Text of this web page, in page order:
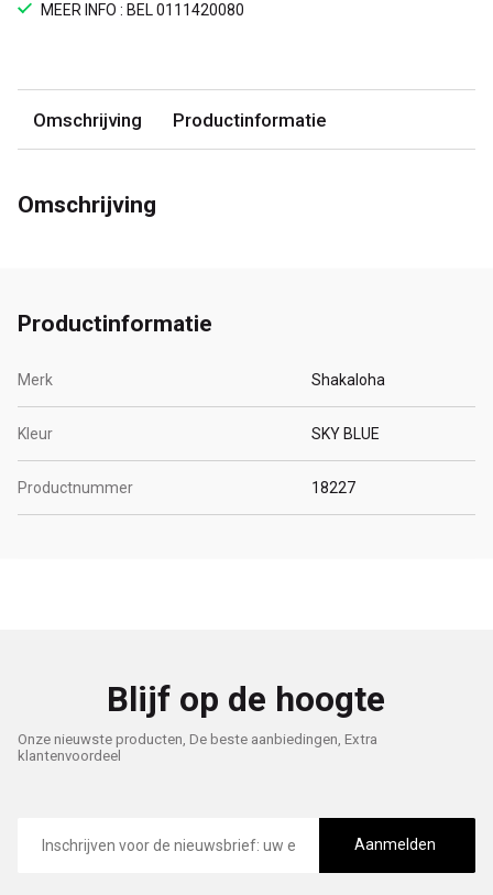
MEER INFO : BEL 0111420080
Omschrijving Productinformatie
Omschrijving
Productinformatie
Merk Shakaloha
Kleur SKY BLUE
Productnummer 18227
Blijf op de hoogte
Onze nieuwste producten, De beste aanbiedingen, Extra
klantenvoordeel
mailadres
Aanmelden